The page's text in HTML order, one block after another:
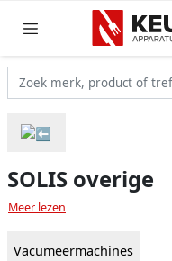
SOLIS overige
Meer lezen
Vacumeermachines